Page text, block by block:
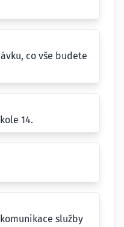
co vše budete
14.
služby